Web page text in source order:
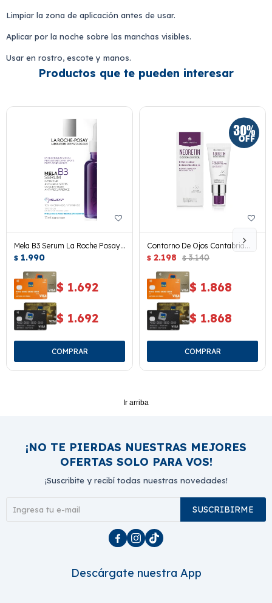
Limpiar la zona de aplicación antes de usar.
Aplicar por la noche sobre las manchas visibles.
Usar en rostro, escote y manos.
Productos que te pueden interesar
Mela B3 Serum La Roche Posay
15 Ml.
$ 1.990
$ 1.692
$ 1.692
Contorno De Ojos Cantabria
Neoretin K-eyes
$ 2.198 $ 3.140
$ 1.868
$ 1.868
Ir arriba
¡NO TE PIERDAS NUESTRAS MEJORES
OFERTAS SOLO PARA VOS!
¡Suscribite y recibí todas nuestras novedades!
SUSCRIBIRME
  
Descárgate nuestra App